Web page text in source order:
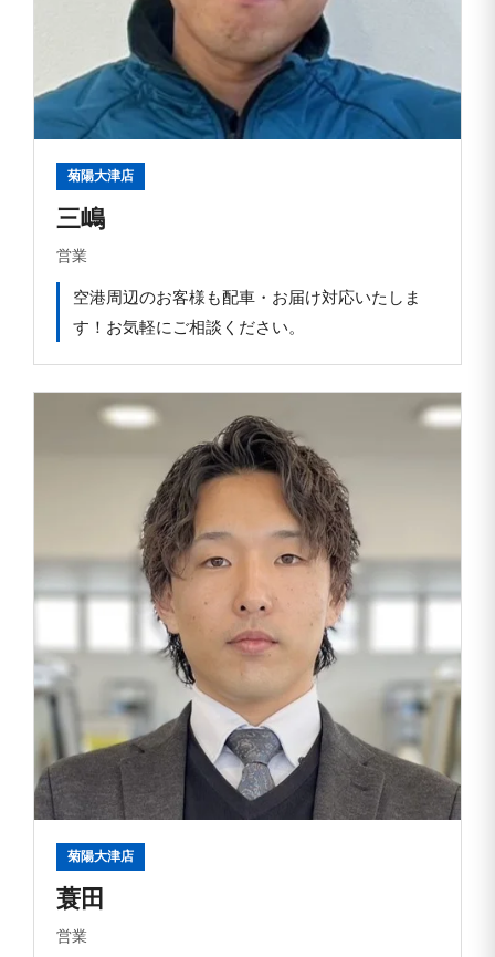
菊陽大津店
三嶋
営業
空港周辺のお客様も配車・お届け対応いたしま
す！お気軽にご相談ください。
菊陽大津店
蓑田
営業